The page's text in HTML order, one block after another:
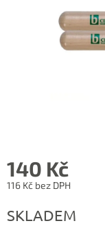
140 Kč
116 Kč bez DPH
cena:
SKLADEM